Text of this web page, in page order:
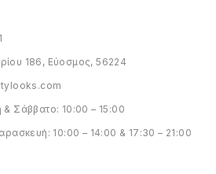
186, Εύοσμος, 56224
& Σάββατο: 10:00 – 15:00
10:00 – 14:00 & 17:30 – 21:00